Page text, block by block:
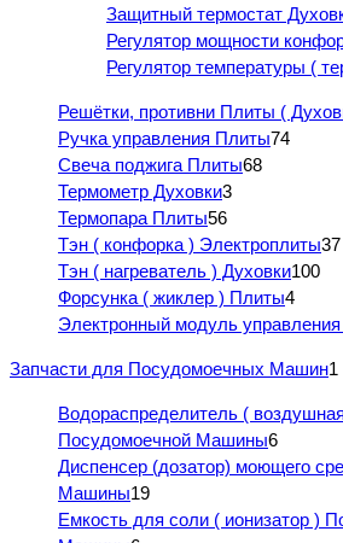
Защитный термостат
Регулятор мощности
Регулятор температуры (
Решётки, противни Плиты (
Ручка управления Плиты74
Свеча поджига Плиты68
Термометр Духовки3
Термопара Плиты56
Тэн ( конфорка ) Электроплиты37
Тэн ( нагреватель ) Духовки100
Форсунка ( жиклер ) Плиты4
Электронный модуль
Запчасти для Посудомоечных Машин1
Водораспределитель (
Посудомоечной Машины6
Диспенсер (дозатор) моющего
Машины19
Емкость для соли ( ионизатор )